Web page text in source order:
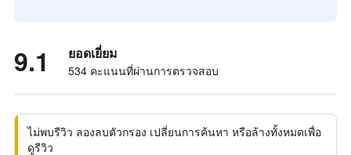
9.1 ยอดเยี่ยม
534 คะแนนที่ผ่านการตรวจสอบ
ไม่พบรีวิว ลองลบตัวกรอง เปลี่ยนการค้นหา หรือล้างทั้งหมดเพื่อ
ดูรีวิว